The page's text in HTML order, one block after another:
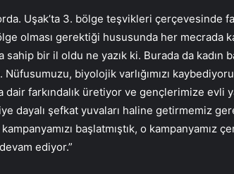
Uşak’ta 3. bölge teşvikleri çerçevesinde
olması gerektiği hususunda her mecrada
bir il oldu ne yazık ki. Burada da kadın
Nüfusumuzu, biyolojik varlığımızı
farkındalık üretiyor ve gençlerimize evli
dayalı şefkat yuvaları haline getirmemiz
başlatmıştık, o kampanyamız
ediyor.”